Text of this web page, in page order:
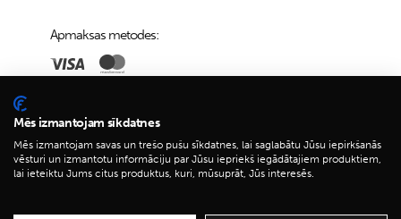
Apmaksas metodes:
Piegādes iespējas:
Mēs izmantojam sīkdatnes
Mēs izmantojam savas un trešo pušu sīkdatnes, lai saglabātu Jūsu iepirkšanās
vēsturi un izmantotu informāciju par Jūsu iepriekš iegādātajiem produktiem,
lai ieteiktu Jums citus produktus, kuri, mūsuprāt, Jūs interesēs.